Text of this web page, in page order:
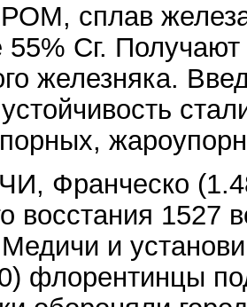
сплав
Сг.
железняка.
Франческо
восстания 1527
и
флорентинцы